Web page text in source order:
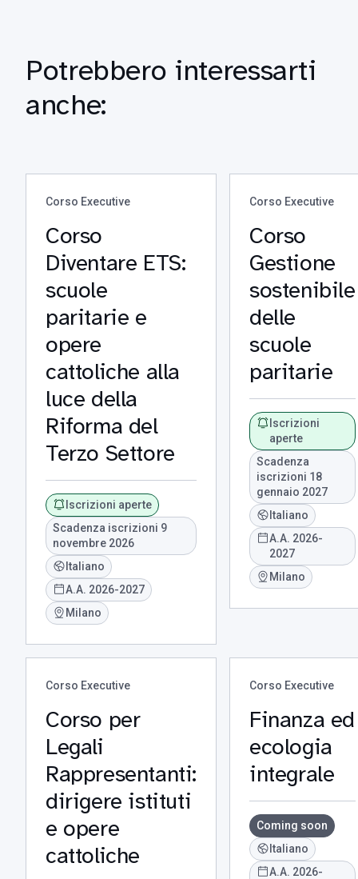
Potrebbero interessarti
anche:
Corso Executive
Corso
Diventare ETS:
scuole
paritarie e
opere
cattoliche alla
luce della
Riforma del
Terzo Settore
Iscrizioni aperte
Scadenza iscrizioni 9
novembre 2026
Italiano
A.A. 2026-2027
Milano
Corso Executive
Corso
Gestione
sostenibile
delle
scuole
paritarie
Iscrizioni
aperte
Scadenza
iscrizioni 18
gennaio 2027
Italiano
A.A. 2026-
2027
Milano
Corso Executive
Corso per
Legali
Rappresentanti:
dirigere istituti
e opere
cattoliche
Corso Executive
Finanza ed
ecologia
integrale
Coming soon
Italiano
A.A. 2026-